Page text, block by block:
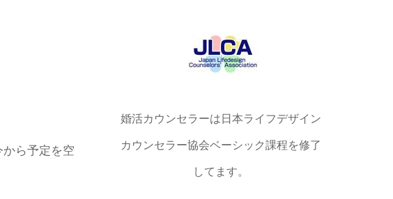
ら予定を空
婚活カウンセラーは日本ライフデザイン
カウンセラー協会ベーシック課程を修了
してます。